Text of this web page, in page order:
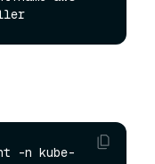
-n kube-